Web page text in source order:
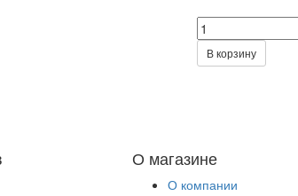
В корзину
О магазине
О компании